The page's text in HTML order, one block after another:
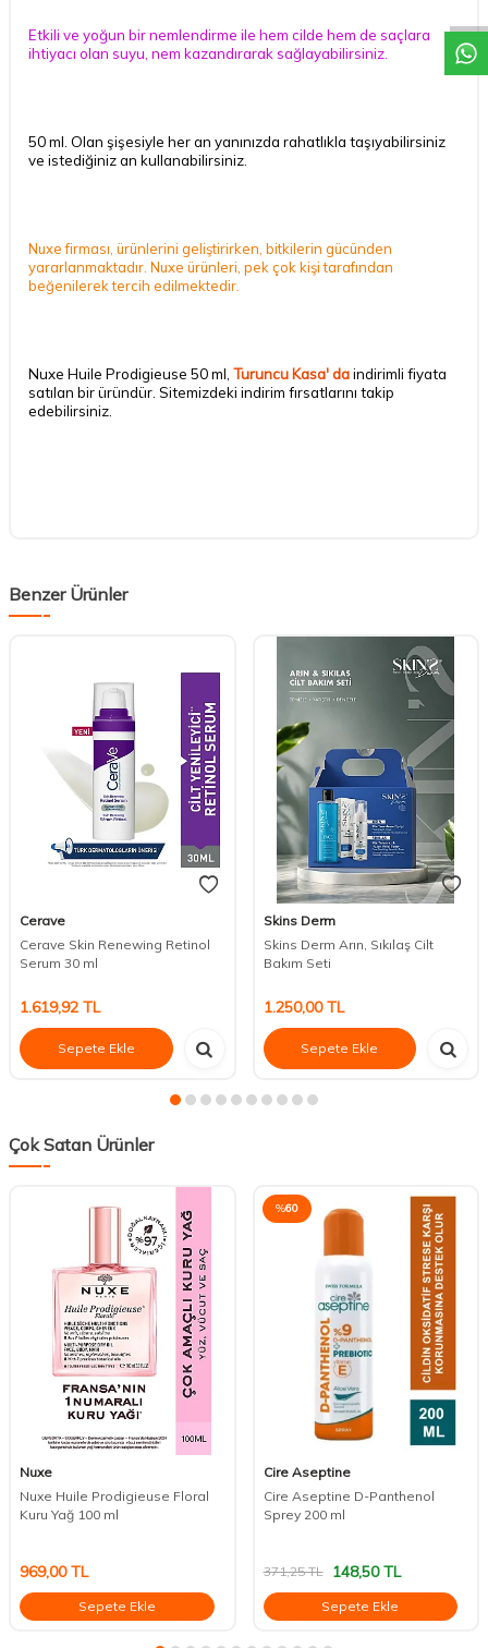
Etkili ve yoğun birnemlendirme ile hem cilde hem de saçlara
ihtiyacı olan suyu, nem kazandırarak sağlayabilirsiniz.
50 ml. Olan şişesiyle her an yanınızda rahatlıkla taşıyabilirsiniz
ve istediğiniz an kullanabilirsiniz.
Nuxe firması, ürünlerini geliştirirken, bitkilerin gücünden
yararlanmaktadır. Nuxe ürünleri, pek çok kişi tarafından
beğenilerek tercih edilmektedir.
Nuxe Huile Prodigieuse 50 ml, Turuncu Kasa' daindirimli fiyata
satılan bir üründür. Sitemizdeki indirim fırsatlarını takip
edebilirsiniz.
Benzer Ürünler
Cerave
Cerave Skin Renewing Retinol
Serum 30 ml
1.619,92 TL
Sepete Ekle
Skins Derm
Skins Derm Arın, Sıkılaş Cilt
Bakım Seti
1.250,00TL
Sepete Ekle
Çok Satan Ürünler
Nuxe
Nuxe Huile Prodigieuse Floral
Kuru Yağ 100 ml
969,00TL
Sepete Ekle
%60
Cire Aseptine
Cire Aseptine D-Panthenol
Sprey 200 ml
371,25TL 148,50TL
Sepete Ekle